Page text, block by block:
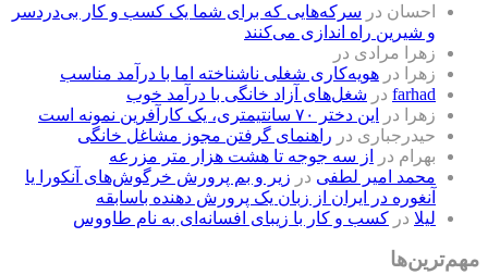
احسان در سرکه‌هایی که برای شما یک کسب و کار بی‌دردسر
و شیرین راه اندازی می‌کنند
زهرا مرادی در
زهرا
در هویه‌کاری شغلی ناشناخته اما با درآمد مناسب
farhad در شغل‌های آزاد خانگی با درآمد خوب
زهرا
در
این دختر ۷۰ سانتیمتری، یک کارآفرین نمونه است
حیدرجباری در راهنمای گرفتن مجوز مشاغل خانگی
بهرام در
از سه جوجه تا هشت هزار متر مزرعه
محمد امیر لطفی در زیر و بم پرورش خرگوش‌های آنکورا یا
آنغوره در ایران از زبان یک پرورش دهنده باسابقه
لیلا در کسب و کار با زیبای افسانه‌ای به نام طاووس
مهم‌ترین‌ها